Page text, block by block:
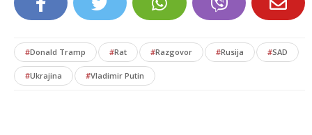
#Donald Tramp #Rat #Razgovor #Rusija #SAD
#Ukrajina #Vladimir Putin